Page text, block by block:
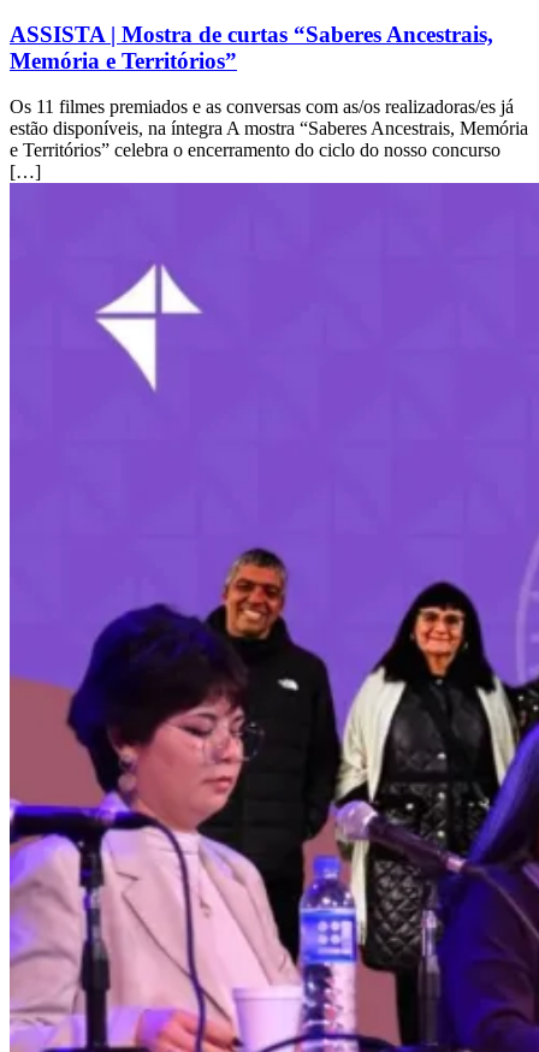
ASSISTA | Mostra de curtas “Saberes Ancestrais,
Memória e Territórios”
Os 11 filmes premiados e as conversas com as/os realizadoras/es já
estão disponíveis, na íntegra A mostra “Saberes Ancestrais, Memória
e Territórios” celebra o encerramento do ciclo do nosso concurso
[…]